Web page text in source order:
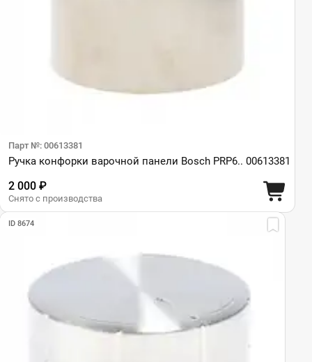
Парт №: 00613381
Ручка конфорки варочной панели Bosch PRP6.. 00613381
2 000 ₽
Снято с производства
ID 8674